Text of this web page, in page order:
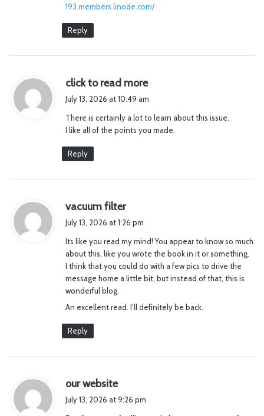
193.members.linode.com/
Reply
click to read more
s
:
July 13, 2026 at 10:49 am
There is certainly a lot to learn about this issue.
I like all of the points you made.
Reply
vacuum filters
s
:
July 13, 2026 at 1:26 pm
Its like you read my mind! You appear to know so much
about this, like you wrote the book in it or something.
I think that you could do with a few pics to drive the
message home a little bit, but instead of that, this is
wonderful blog.
An excellent read. I’ll definitely be back.
Reply
our website
July 13, 2026 at 9:26 pm